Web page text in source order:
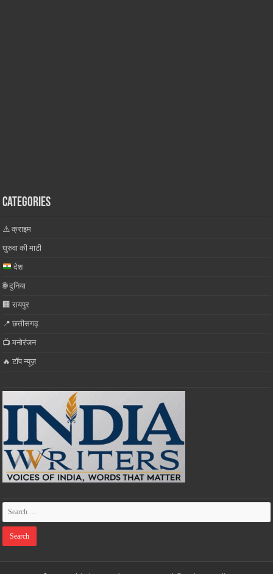
Categories
⚠️ क्राइम
घुरुवा की माटी
देश
🌐 दुनिया
🏢 रायपुर
📍 छत्तीसगढ़
📺 मनोरंजन
🔥 टॉप न्यूज़